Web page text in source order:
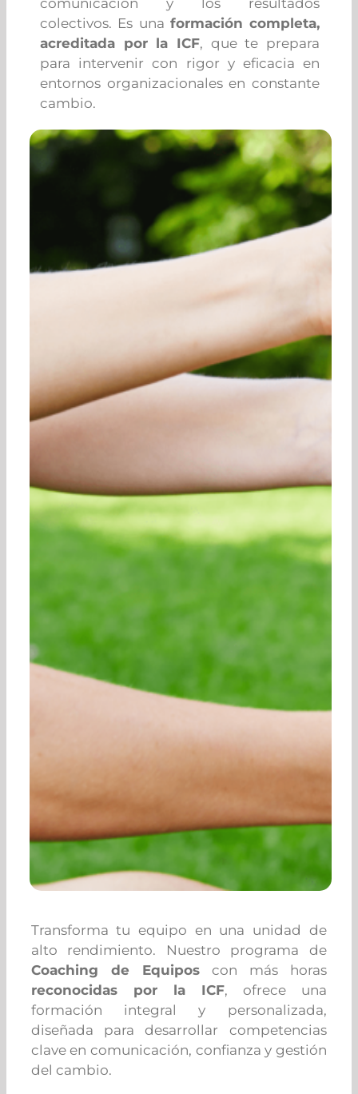
comunicación y los resultados
colectivos. Es una formación completa,
acreditada por la ICF, que te prepara
para intervenir con rigor y eficacia en
entornos organizacionales en constante
cambio.
Transforma tu equipo en una unidad de
alto rendimiento. Nuestro programa de
Coaching de Equiposcon más horas
reconocidas por la ICF, ofrece una
formación integral y personalizada,
diseñada para desarrollar competencias
clave en comunicación, confianza y gestión
del cambio.